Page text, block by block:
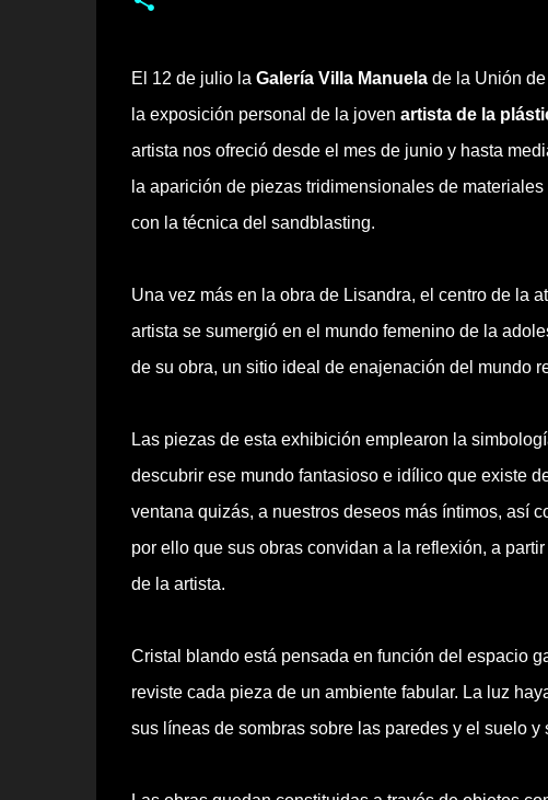
El 12 de julio la Galería Villa Manuelade la Unión de
la exposición personal de la joven artista de la
artista nos ofreció desde el mes de junio y hasta
la aparición de piezas tridimensionales de
con la técnica del sandblasting.
Una vez más en la obra de Lisandra, el centro de la
artista se sumergió en el mundo femenino de la
de su obra, un sitio ideal de enajenación del mundo
Las piezas de esta exhibición emplearon la
descubrir ese mundo fantasioso e idílico que existe
ventana quizás, a nuestros deseos más íntimos, así
por ello que sus obras convidan a la reflexión, a
de la artista.
Cristal blando está pensada en función del espacio
reviste cada pieza de un ambiente fabular. La luz
sus líneas de sombras sobre las paredes y el suelo